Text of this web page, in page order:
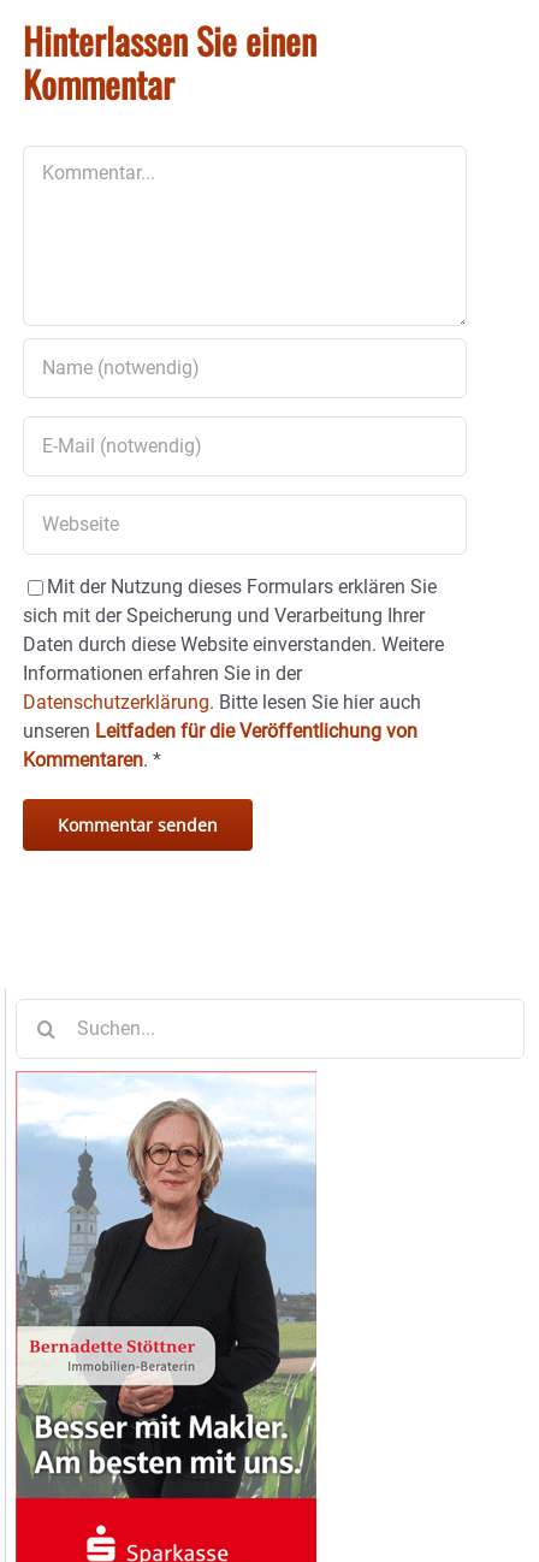
Hinterlassen Sie einen
Kommentar
Mit der Nutzung dieses Formulars erklären Sie
sich mit der Speicherung und Verarbeitung Ihrer
Daten durch diese Website einverstanden. Weitere
Informationen erfahren Sie in der
Datenschutzerklärung. Bitte lesen Sie hier auch
unseren Leitfaden für die Veröffentlichung von
Kommentaren. *
nach: